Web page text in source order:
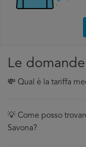
Le
💸 Qual è la tariffa
💡 Come posso
Savona?